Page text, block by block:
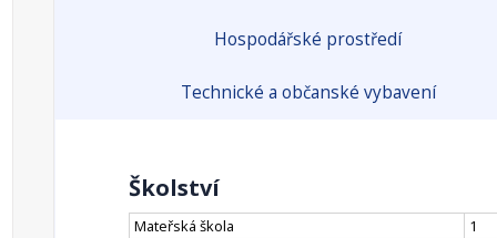
Hospodářské prostředí
Technické a občanské vybavení
Školství
Mateřská škola
1